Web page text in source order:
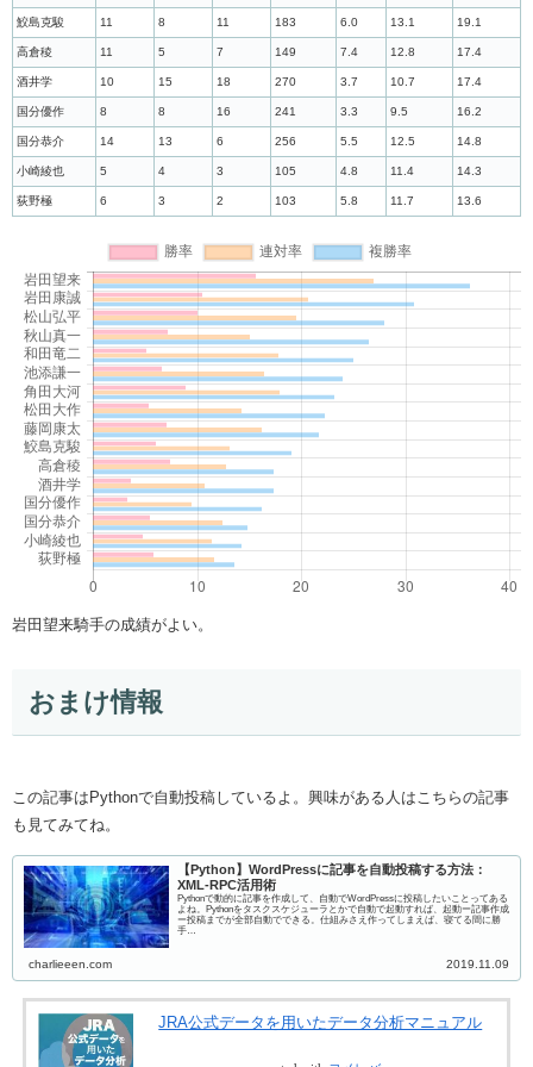
鮫島克駿 11 8 11 183 6.0 13.1 19.1
高倉稜 11 5 7 149 7.4 12.8 17.4
酒井学 10 15 18 270 3.7 10.7 17.4
国分優作 8 8 16 241 3.3 9.5 16.2
国分恭介 14 13 6 256 5.5 12.5 14.8
小崎綾也 5 4 3 105 4.8 11.4 14.3
荻野極 6 3 2 103 5.8 11.7 13.6
岩田望来騎手の成績がよい。
おまけ情報
この記事はPythonで自動投稿しているよ。興味がある人はこちらの記事
も見てみてね。
【Python】WordPressに記事を自動投稿する方法：
XML-RPC活用術
Pythonで動的に記事を作成して、自動でWordPressに投稿したいことってある
よね。Pythonをタスクスケジューラとかで自動で起動すれば、起動ー記事作成
ー投稿までが全部自動でできる。仕組みさえ作ってしまえば、寝てる間に勝
手…
charlieeen.com 2019.11.09
JRA公式データを用いたデータ分析マニュアル